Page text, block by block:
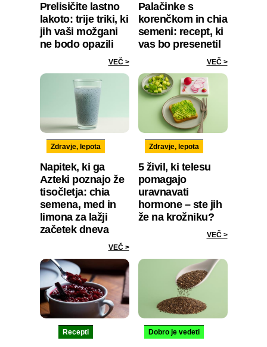
Prelisičite lastno
lakoto: trije triki, ki
jih vaši možgani
ne bodo opazili
VEČ >
Palačinke s
korenčkom in chia
semeni: recept, ki
vas bo presenetil
VEČ >
Zdravje, lepota
Napitek, ki ga
Azteki poznajo že
tisočletja: chia
semena, med in
limona za lažji
začetek dneva
VEČ >
Zdravje, lepota
5 živil, ki telesu
pomagajo
uravnavati
hormone – ste jih
že na krožniku?
VEČ >
Recepti Dobro je vedeti